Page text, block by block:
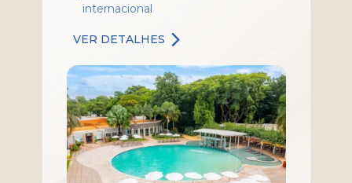
internacional
VER DETALHES